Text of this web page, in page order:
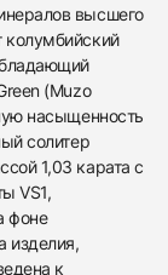
высшего
колумбийский
(Muzo
насыщенность
солитер
1,03 карата с
VS1,
фоне
изделия,
к